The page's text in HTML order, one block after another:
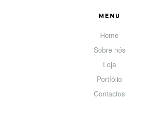
MENU
Home
Sobre nós
Loja
Portfólio
Contactos